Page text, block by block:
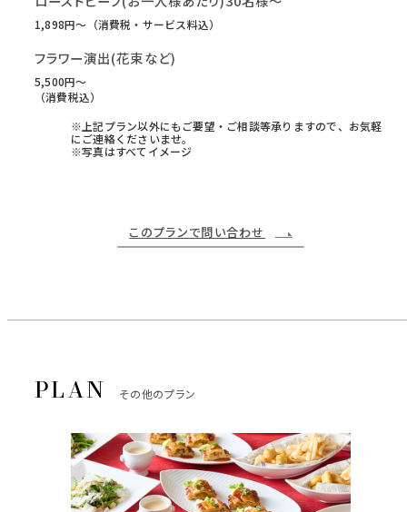
1,898円〜（消費税・サービス料込）
フラワー演出(花束など)
5,500円〜
（消費税込）
※上記プラン以外にもご要望・ご相談等承りますので、お気軽
にご連絡くださいませ。
※写真はすべてイメージ
このプランで問い合わせ
その他のプラン